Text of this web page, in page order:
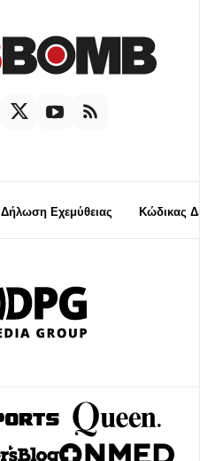
Δήλωση Εχεμύθειας Κώδικας